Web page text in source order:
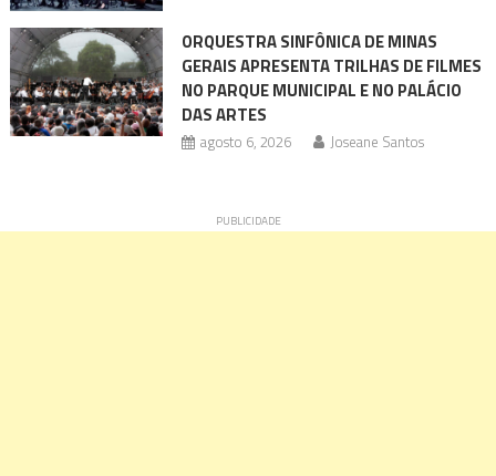
ORQUESTRA SINFÔNICA DE MINAS
GERAIS APRESENTA TRILHAS DE FILMES
NO PARQUE MUNICIPAL E NO PALÁCIO
DAS ARTES
agosto 6, 2026 Joseane Santos